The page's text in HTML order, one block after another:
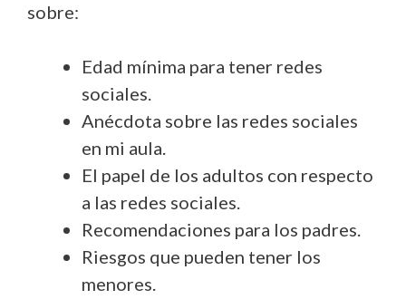
sobre:
Edad mínima para tener redes
sociales.
Anécdota sobre las redes sociales
en mi aula.
El papel de los adultos con respecto
a las redes sociales.
Recomendaciones para los padres.
Riesgos que pueden tener los
menores.